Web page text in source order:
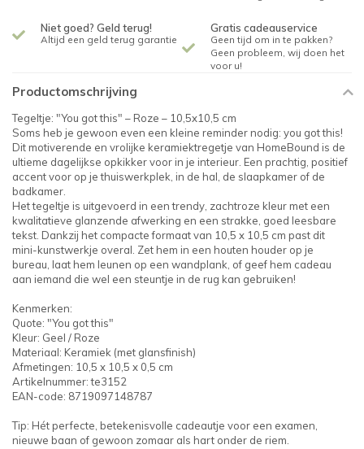
Niet goed? Geld terug!
Altijd een geld terug garantie
Gratis cadeauservice
Geen tijd om in te pakken?
Geen probleem, wij doen het
voor u!
Productomschrijving
Tegeltje: "You got this" – Roze – 10,5x10,5 cm
Soms heb je gewoon even een kleine reminder nodig: you got this!
Dit motiverende en vrolijke keramiektregetje van HomeBound is de
ultieme dagelijkse opkikker voor in je interieur. Een prachtig, positief
accent voor op je thuiswerkplek, in de hal, de slaapkamer of de
badkamer.
Het tegeltje is uitgevoerd in een trendy, zachtroze kleur met een
kwalitatieve glanzende afwerking en een strakke, goed leesbare
tekst. Dankzij het compacte formaat van 10,5 x 10,5 cm past dit
mini-kunstwerkje overal. Zet hem in een houten houder op je
bureau, laat hem leunen op een wandplank, of geef hem cadeau
aan iemand die wel een steuntje in de rug kan gebruiken!
Kenmerken:
Quote: "You got this"
Kleur: Geel / Roze
Materiaal: Keramiek (met glansfinish)
Afmetingen: 10,5 x 10,5 x 0,5 cm
Artikelnummer: te3152
EAN-code: 8719097148787
Tip: Hét perfecte, betekenisvolle cadeautje voor een examen,
nieuwe baan of gewoon zomaar als hart onder de riem.